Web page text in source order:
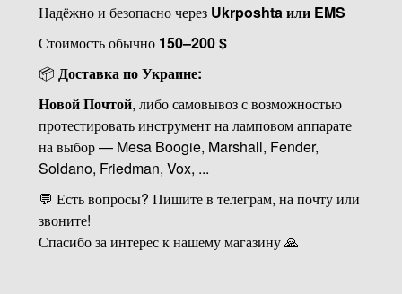
Надёжно и безопасно через Ukrposhta или EMS
Стоимость обычно 150–200 $
📦 Доставка по Украине:
Новой Почтой, либо самовывоз с возможностью
протестировать инструмент на ламповом аппарате
на выбор — Mesa Boogie, Marshall, Fender,
Soldano, Friedman, Vox, ...
💬 Есть вопросы? Пишите в телеграм, на почту или
звоните!
Спасибо за интерес к нашему магазину 🙏